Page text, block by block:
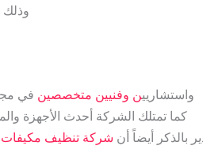
وذلك
واستشاريين وفنيين متخصصين في
كما تمتلك الشركة أحدث الأجهزة
بالذكر أيضاً أن شركة تنظيف